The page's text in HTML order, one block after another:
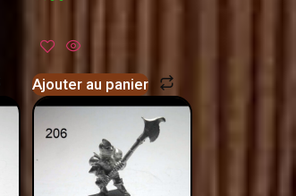
Ajouter au panier